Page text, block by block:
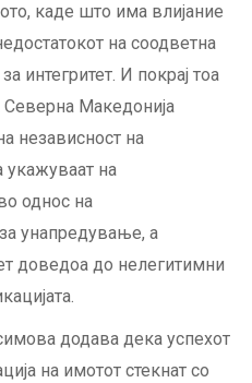
каде што има влијание
на соодветна
интегритет. И покрај тоа
Северна Македонија
независност на
укажуваат на
однос на
унапредување, а
доведоа до нелегитимни
додава дека успехот
на имотот стекнат со